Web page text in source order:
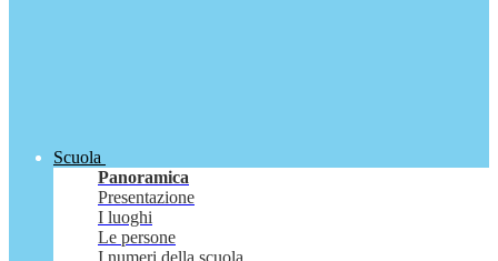
Scuola
Panoramica
Presentazione
I luoghi
Le persone